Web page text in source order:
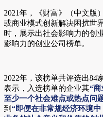
2021年，《财富》（中文版
或商业模式创新解决困扰世
时，展示出社会影响力的创
影响力的创业公司榜单。
2022年，该榜单共评选出84
表示，入选榜单的企业其“商
至少一个社会难点或热点问
到 “即便在非常规经济环境